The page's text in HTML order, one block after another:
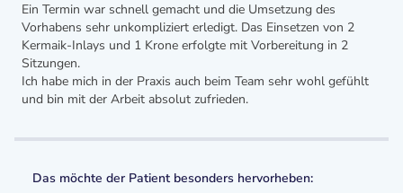
Ein Termin war schnell gemacht und die Umsetzung des
Vorhabens sehr unkompliziert erledigt. Das Einsetzen von 2
Kermaik-Inlays und 1 Krone erfolgte mit Vorbereitung in 2
Sitzungen.
Ich habe mich in der Praxis auch beim Team sehr wohl gefühlt
und bin mit der Arbeit absolut zufrieden.
Das möchte der Patient besonders hervorheben: